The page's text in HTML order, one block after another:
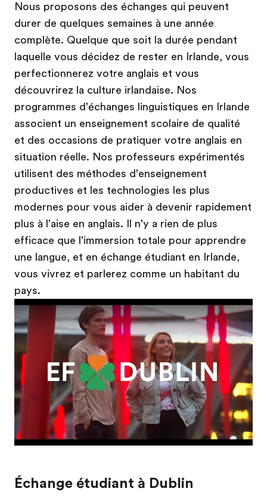
Nous proposons des échanges qui peuvent
durer de quelques semaines à une année
complète. Quelque que soit la durée pendant
laquelle vous décidez de rester en Irlande, vous
perfectionnerez votre anglais et vous
découvrirez la culture irlandaise. Nos
programmes d'échanges linguistiques en Irlande
associent un enseignement scolaire de qualité
et des occasions de pratiquer votre anglais en
situation réelle. Nos professeurs expérimentés
utilisent des méthodes d'enseignement
productives et les technologies les plus
modernes pour vous aider à devenir rapidement
plus à l'aise en anglais. Il n'y a rien de plus
efficace que l'immersion totale pour apprendre
une langue, et en échange étudiant en Irlande,
vous vivrez et parlerez comme un habitant du
pays.
Play
Échange étudiant à Dublin